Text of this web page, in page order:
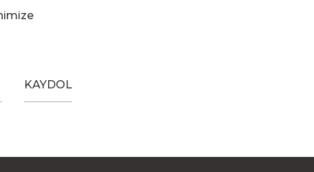
KAYDOL